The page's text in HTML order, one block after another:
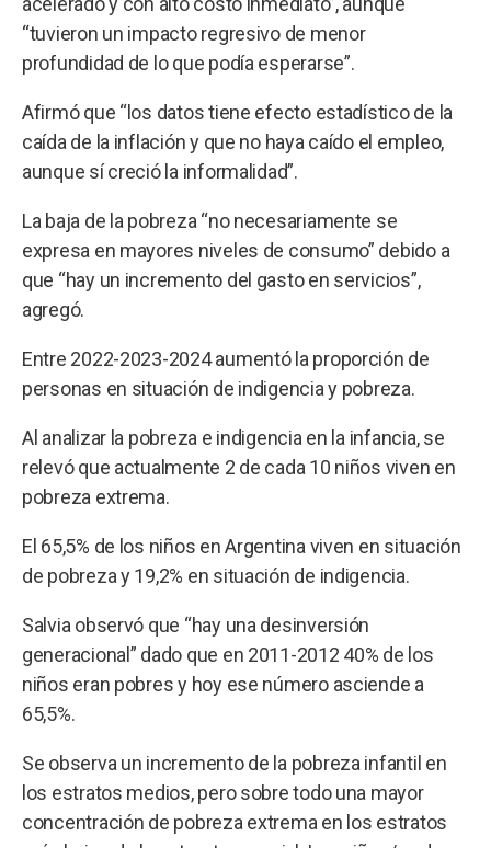
“tuvieron un impacto regresivo de menor
profundidad de lo que podía esperarse”.
Afirmó que “los datos tiene efecto estadístico de la
caída de la inflación y que no haya caído el empleo,
aunque sí creció la informalidad”.
La baja de la pobreza “no necesariamente se
expresa en mayores niveles de consumo” debido a
que “hay un incremento del gasto en servicios”,
agregó.
Entre 2022-2023-2024 aumentó la proporción de
personas en situación de indigencia y pobreza.
Al analizar la pobreza e indigencia en la infancia, se
relevó que actualmente 2 de cada 10 niños viven en
pobreza extrema.
El 65,5% de los niños en Argentina viven en situación
de pobreza y 19,2% en situación de indigencia.
Salvia observó que “hay una desinversión
generacional” dado que en 2011-2012 40% de los
niños eran pobres y hoy ese número asciende a
65,5%.
Se observa un incremento de la pobreza infantil en
los estratos medios, pero sobre todo una mayor
concentración de pobreza extrema en los estratos